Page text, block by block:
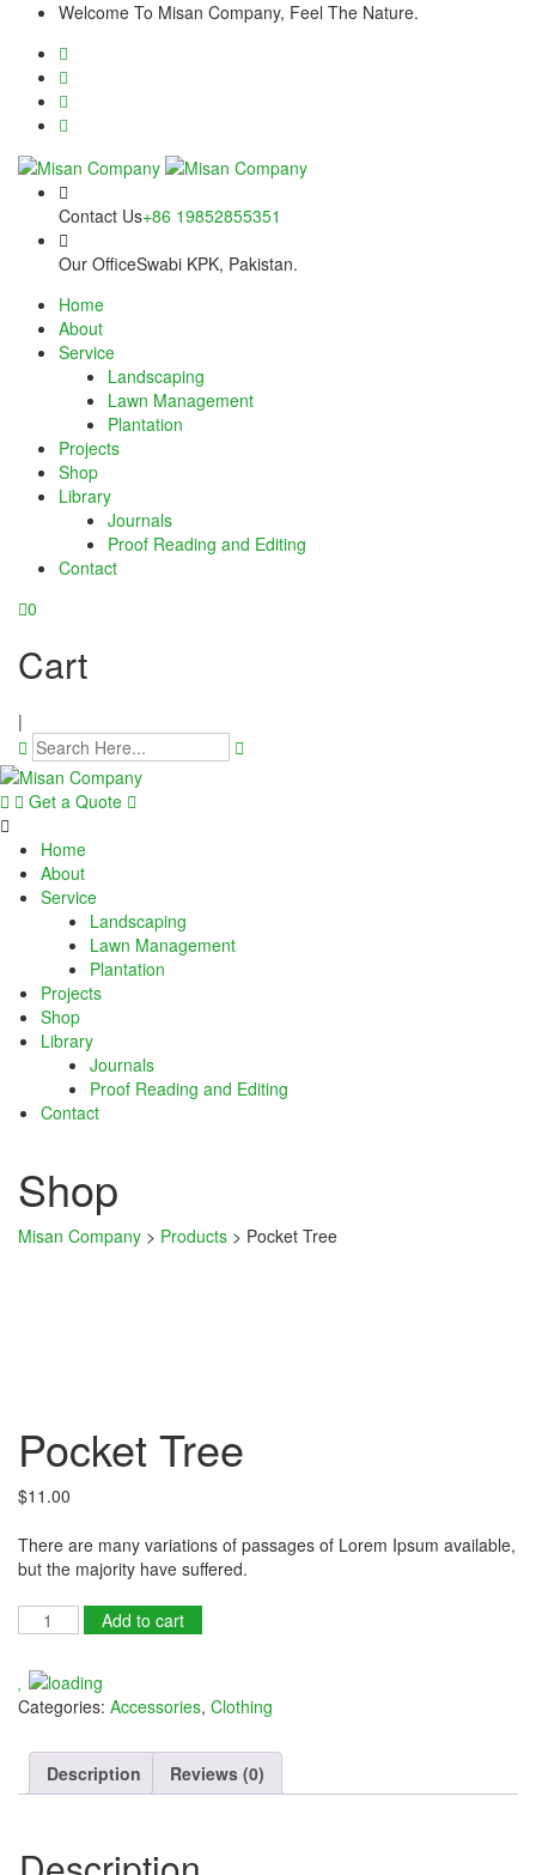
content
Welcome To Misan Company, Feel The Nature.
Contact Us+86 19852855351
Our OfficeSwabi KPK, Pakistan.
Home
About
Service
Landscaping
Lawn Management
Plantation
Projects
Shop
Library
Journals
Proof Reading and Editing
Contact
0
Cart
|
Get a Quote
Home
About
Service
Landscaping
Lawn Management
Plantation
Projects
Shop
Library
Journals
Proof Reading and Editing
Contact
Shop
Misan Company > Products > Pocket Tree
Pocket Tree
$11.00
There are many variations of passages of Lorem Ipsum available,
but the majority have suffered.
Pocket
Tree
Add to cart
Categories: Accessories, Clothing
Description Reviews (0)